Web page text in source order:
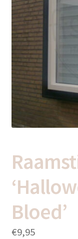
Bloed’
€9,95